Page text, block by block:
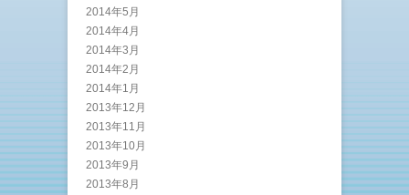
2014年5月
2014年4月
2014年3月
2014年2月
2014年1月
2013年12月
2013年11月
2013年10月
2013年9月
2013年8月